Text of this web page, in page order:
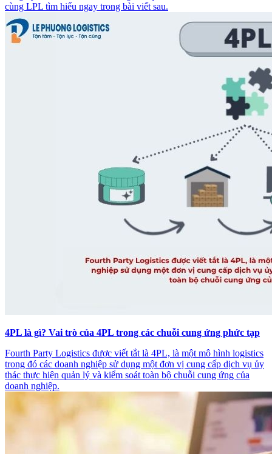
cùng LPL tìm hiểu ngay trong bài viết sau.
4PL là gì? Vai trò của 4PL trong các chuỗi cung ứng phức tạp
Fourth Party Logistics được viết tắt là 4PL, là một mô hình logistics
trong đó các doanh nghiệp sử dụng một đơn vị cung cấp dịch vụ ủy
thác thực hiện quản lý và kiểm soát toàn bộ chuỗi cung ứng của
doanh nghiệp.